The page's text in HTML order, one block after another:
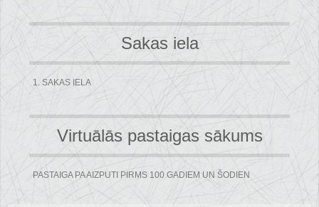
Sakas iela
1. SAKAS IELA
Virtuālās pastaigas sākums
PASTAIGA PA AIZPUTI PIRMS 100 GADIEM UN ŠODIEN